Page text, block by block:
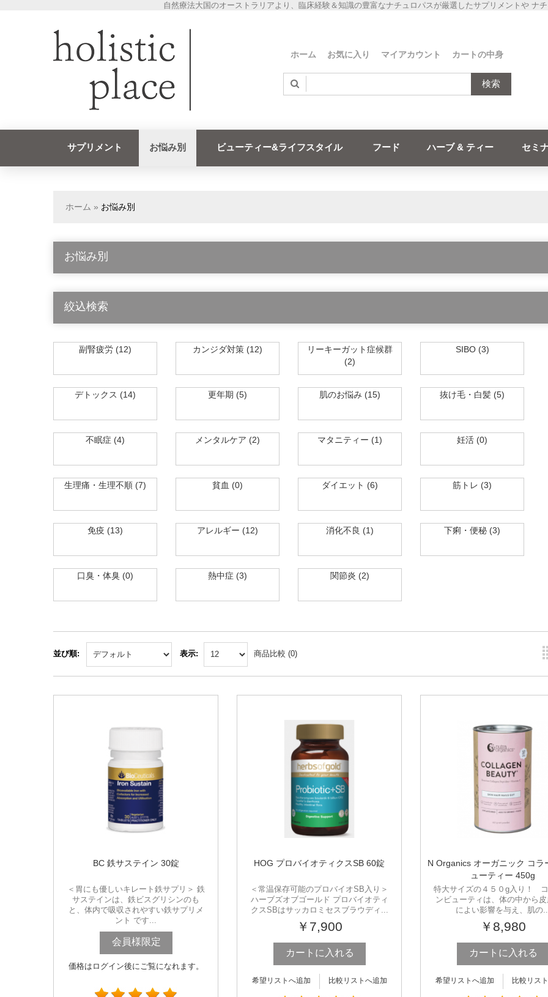
自然療法大国のオーストラリアより、臨床経験＆知識の豊富なナチュロパスが厳選したサプリメントや ナ
ホーム お気に入り マイアカウント カートの中身
検索
サプリメント お悩み別 ビューティー&ライフスタイル フード ハーブ & ティー セミ
ホーム » お悩み別
お悩み別
絞込検索
副腎疲労 (12) カンジダ対策 (12)
リーキーガット症候群
(2)
SIBO (3)
デトックス (14) 更年期 (5) 肌のお悩み (15) 抜け毛・白髪 (5)
不眠症 (4) メンタルケア (2) マタニティー (1) 妊活 (0)
生理痛・生理不順 (7) 貧血 (0) ダイエット (6) 筋トレ (3)
免疫 (13) アレルギー (12) 消化不良 (1) 下痢・便秘 (3)
口臭・体臭 (0) 熱中症 (3) 関節炎 (2)
並び順: 表示: 商品比較 (0)
BC 鉄サステイン 30錠
＜胃にも優しいキレート鉄サプリ＞ 鉄
サステインは、鉄ビスグリシンのも
と、体内で吸収されやすい鉄サプリメ
ント です...
会員様限定
価格はログイン後にご覧になれます。
HOG プロバイオティクスSB 60錠
＜常温保存可能のプロバイオSB入り＞
ハーブズオブゴールド プロバイオティ
クスSBはサッカロミセスブラウディ...
￥7,900
カートに入れる
希望リストへ追加 比較リストへ追加
N Organics オーガニック コラ
ューティー 450g
特大サイズの４５０g入り！
ンビューティは、体の中から
によい影響を与え、肌の...
￥8,980
カートに入れる
希望リストへ追加 比較リス